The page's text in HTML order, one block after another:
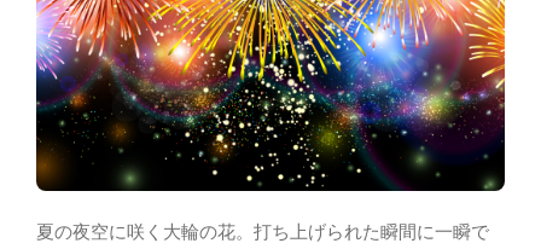
夏の夜空に咲く大輪の花。打ち上げられた瞬間に一瞬で